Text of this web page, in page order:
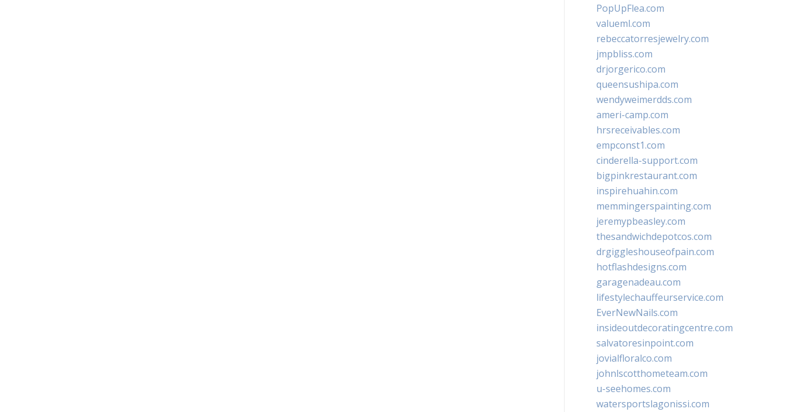
PopUpFlea.com
valueml.com
rebeccatorresjewelry.com
jmpbliss.com
drjorgerico.com
queensushipa.com
wendyweimerdds.com
ameri-camp.com
hrsreceivables.com
empconst1.com
cinderella-support.com
bigpinkrestaurant.com
inspirehuahin.com
memmingerspainting.com
jeremypbeasley.com
thesandwichdepotcos.com
drgiggleshouseofpain.com
hotflashdesigns.com
garagenadeau.com
lifestylechauffeurservice.com
EverNewNails.com
insideoutdecoratingcentre.com
salvatoresinpoint.com
jovialfloralco.com
johnlscotthometeam.com
u-seehomes.com
watersportslagonissi.com